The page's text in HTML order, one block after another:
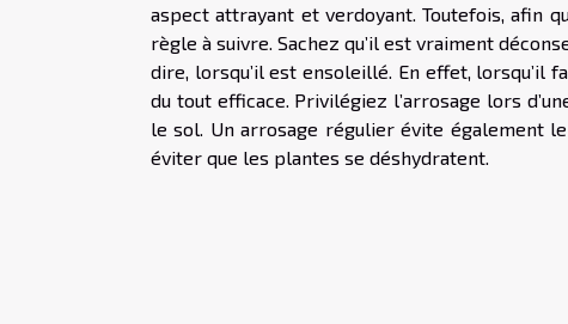
aspect attrayant et verdoyant. Toutefois, afin
règle à suivre. Sachez qu’il est vraiment
dire, lorsqu’il est ensoleillé. En effet, lorsqu’il
du tout efficace. Privilégiez l’arrosage lors
le sol. Un arrosage régulier évite également
éviter que les plantes se déshydratent.